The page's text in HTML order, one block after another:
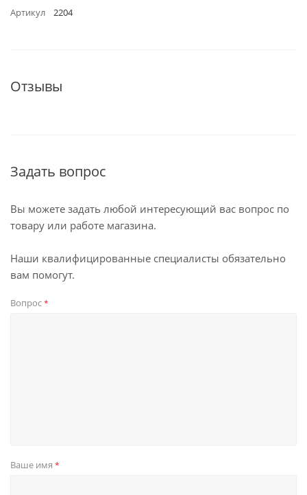
Артикул
2204
Отзывы
Задать вопрос
Вы можете задать любой интересующий вас вопрос по
товару или работе магазина.
Наши квалифицированные специалисты обязательно
вам помогут.
Вопрос*
Ваше имя *